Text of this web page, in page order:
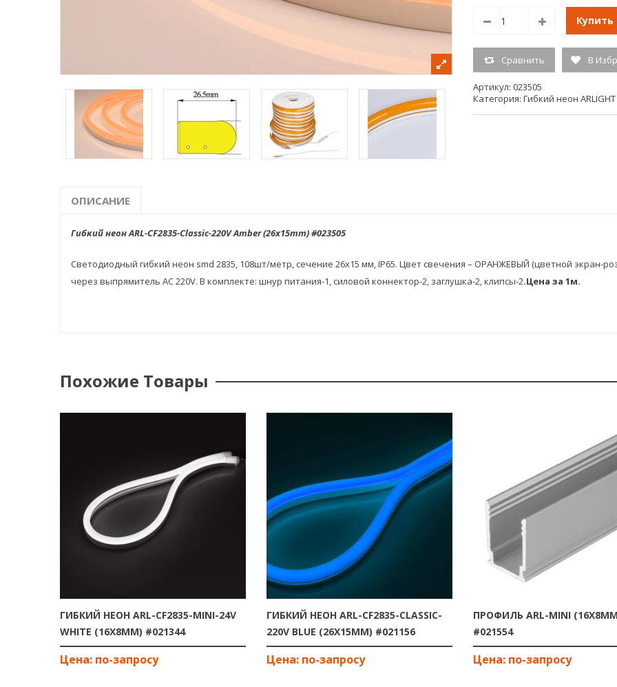
Сертификат ДС-03944
Гарантийный срок 1 год
Вес 24.5 кг
Вид упаковки Катушка
Норма упаковки 50
Цена указана за метр
Купить
Сравнить В
Артикул: 023505
Категория: Гибкий неон ARLIGHT
ОПИСАНИЕ
Гибкий неон ARL-CF2835-Classic-220V Amber (26x15mm) #023505
Светодиодный гибкий неон smd 2835, 108шт/метр, сечение 26х15 мм, IP65. Цвет свечения – ОРАНЖЕВЫЙ (цветной экран-
через выпрямитель AC 220V. В комплекте: шнур питания-1, силовой коннектор-2, заглушка-2, клипсы-2.Цена за 1м.
Похожие Товары
ГИБКИЙ НЕОН ARL-CF2835-MINI-24V
WHITE (16X8MM) #021344
ГИБКИЙ НЕОН ARL-CF2835-CLASSIC-
220V BLUE (26X15MM) #021156
ПРОФИЛЬ ARL-MINI
#021554